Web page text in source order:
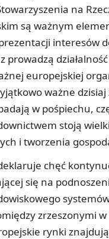
na
są ważnym
interesów
prowadzą
europejskiej
ważne
w pośpiechu,
stoją
i tworzenia
chęć
się na
zrzeszonymi w
rynki